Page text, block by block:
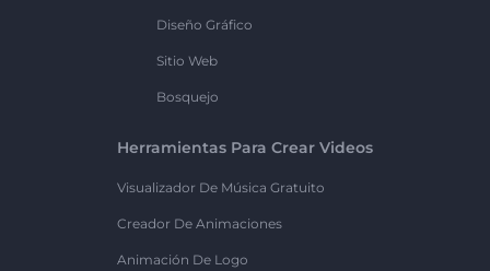
Diseño Gráfico
Sitio Web
Bosquejo
Herramientas Para Crear Videos
Visualizador De Música Gratuito
Creador De Animaciones
Animación De Logo